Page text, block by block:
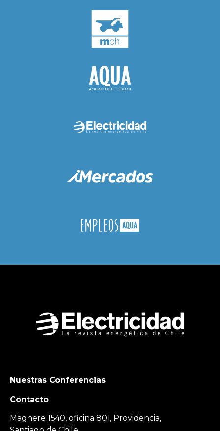
Nuestras Conferencias
Contacto
Magnere 1540, oficina 801, Providencia,